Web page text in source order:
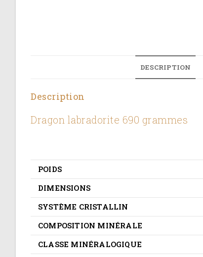
DESCRIPTION
Description
Dragon labradorite 690 grammes
POIDS
DIMENSIONS
SYSTÈME CRISTALLIN
COMPOSITION MINÉRALE
CLASSE MINÉRALOGIQUE